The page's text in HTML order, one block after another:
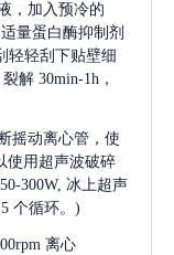
，加入预冷的
量蛋白酶抑制剂
轻轻刮下贴壁细
解 30min-1h，
摇动离心管，使
使用超声波破碎
300W, 冰上超声
个循环。)
离心